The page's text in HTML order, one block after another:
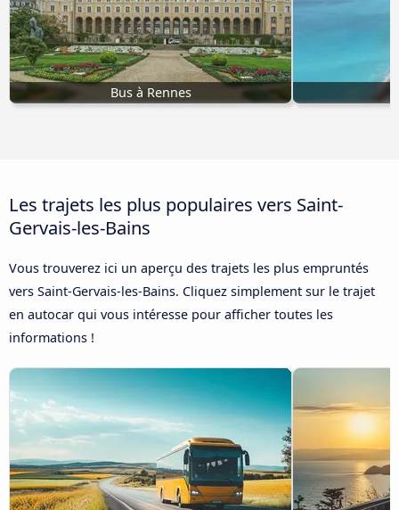
Bus à Rennes
Les trajets les plus populaires vers Saint-
Gervais-les-Bains
Vous trouverez ici un aperçu des trajets les plus empruntés
vers Saint-Gervais-les-Bains. Cliquez simplement sur le trajet
en autocar qui vous intéresse pour afficher toutes les
informations !